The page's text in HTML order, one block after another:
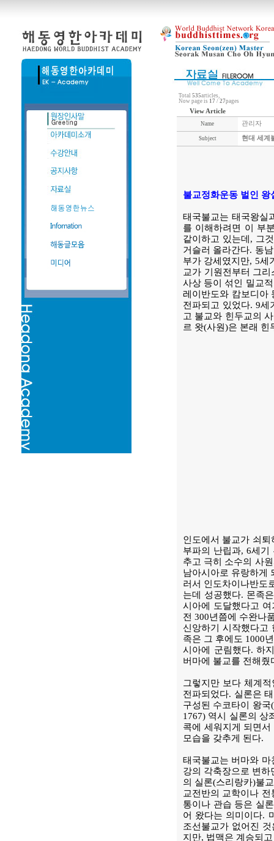
Total 535articles,
Now page is 17 / 27pages
View Article
Name 관리자
Subject 현대 세계
불교정화운동 벌인
태국불교는 태국왕실
를 이해하려면 이 부
같이하고 있는데, 그
거슬러 올라간다. 동
부가 강세였지만, 5세
교가 기원전부터 그
사상 등이 섞인 밀교
레이반도와 캄보디아
전파되고 있었다. 9
고 불교와 힌두교의
르 왓(사원)은 본래
인도에서 불교가 쇠
부파의 난립과, 6세
추고 극히 소수의 사
남아시아로 유랑하게
러서 인도차이나반도
는데 성공했다. 몬족
시아에 도달했다고
전 300년쯤에 수완나
신앙하기 시작했다고
족은 그 후에도 1000
시아에 군림했다. 하
버마에 불교를 전해줬
그렇지만 보다 체계
전파되었다. 실론은
구성된 수코타이 왕
1767) 역시 실론의 상
콕에 세워지게 되면
모습을 갖추게 된다.
태국불교는 버마와
강의 각축장으로 변
의 실론(스리랑카)불
교전반의 교학이나
통이나 관습 등은 실
어 왔다는 의미이다.
조선불교가 없어진
지만, 법맥은 계승되